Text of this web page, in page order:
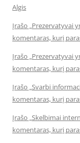
Algis
Įrašo „Prezervatyvai
komentaras, kurį
Įrašo „Prezervatyvai
komentaras, kurį
Įrašo „Svarbi
komentaras, kurį
Įrašo „Skelbimai
komentaras, kurį